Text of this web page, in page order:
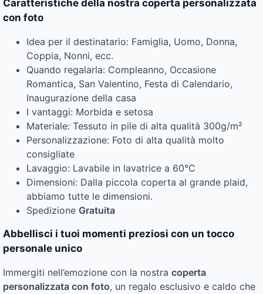
Caratteristiche della nostra coperta personalizzata
con foto
Idea per il destinatario: Famiglia, Uomo, Donna,
Coppia, Nonni, ecc.
Quando regalarla: Compleanno, Occasione
Romantica, San Valentino, Festa di Calendario,
Inaugurazione della casa
I vantaggi: Morbida e setosa
Materiale: Tessuto in pile di alta qualità 300g/m²
Personalizzazione: Foto di alta qualità molto
consigliate
Lavaggio: Lavabile in lavatrice a 60°C
Dimensioni: Dalla piccola coperta al grande plaid,
abbiamo tutte le dimensioni.
Spedizione Gratuita
Abbellisci i tuoi momenti preziosi con un tocco
personale unico
Immergiti nell’emozione con la nostra coperta
personalizzata con foto, un regalo esclusivo e caldo che